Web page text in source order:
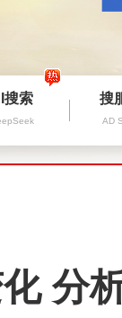
搜索 搜
AD
分